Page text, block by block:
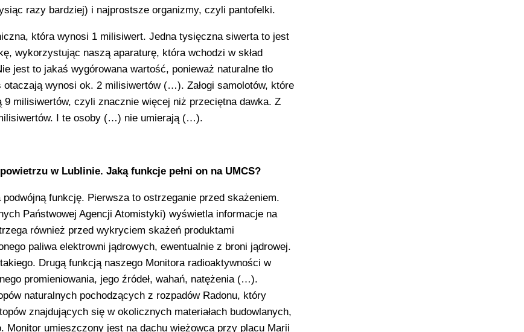
razy bardziej) i najprostsze organizmy, czyli pantofelki.
która wynosi 1 milisiwert. Jedna tysięczna siwerta to jest
wykorzystując naszą aparaturę, która wchodzi w skład
jest to jakaś wygórowana wartość, ponieważ naturalne tło
wynosi ok. 2 milisiwertów (…). Załogi samolotów, które
milisiwertów, czyli znacznie więcej niż przeciętna dawka. Z
I te osoby (…) nie umierają (…).
w Lublinie. Jaką funkcje pełni on na UMCS?
funkcję. Pierwsza to ostrzeganie przed skażeniem.
Państwowej Agencji Atomistyki) wyświetla informacje na
również przed wykryciem skażeń produktami
paliwa elektrowni jądrowych, ewentualnie z broni jądrowej.
Drugą funkcją naszego Monitora radioaktywności w
promieniowania, jego źródeł, wahań, natężenia (…).
naturalnych pochodzących z rozpadów Radonu, który
znajdujących się w okolicznych materiałach budowlanych,
Monitor umieszczony jest na dachu wieżowca przy placu Marii